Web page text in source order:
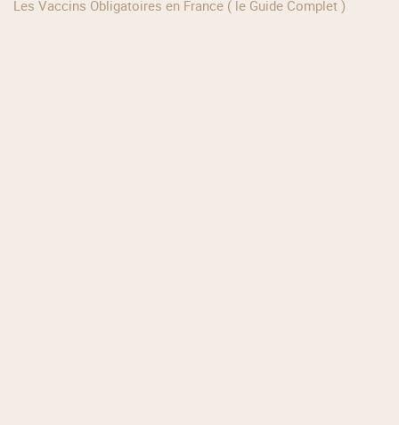
Les Vaccins Obligatoires en France ( le Guide Complet )